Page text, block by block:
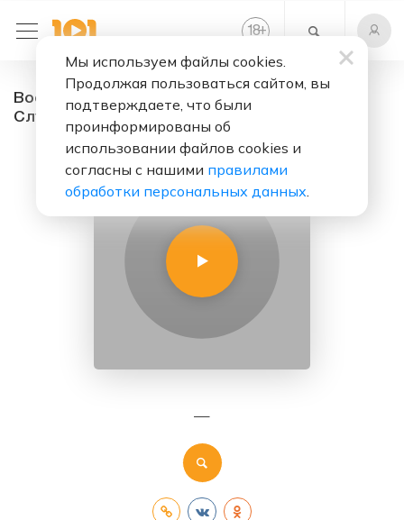
18+
Восьмидесятые СССР - радио онлайн.
Слушать бесплатно
—
Мы используем файлы cookies.
Продолжая пользоваться сайтом, вы
подтверждаете, что были
проинформированы об
использовании файлов cookies и
согласны с нашими правилами
обработки персональных данных.